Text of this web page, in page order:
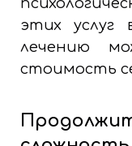
этих услуг
лечению
стоимость